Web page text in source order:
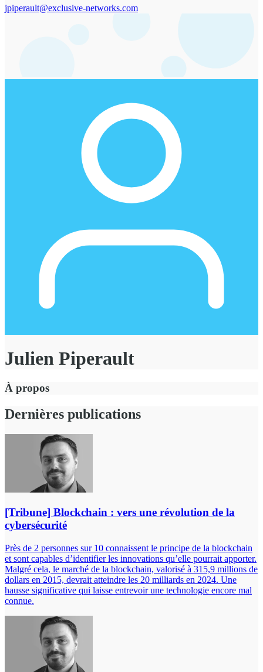
jpiperault@exclusive-networks.com
Julien Piperault
À propos
Dernières publications
[Tribune] Blockchain : vers une révolution de la
cybersécurité
Près de 2 personnes sur 10 connaissent le principe de la blockchain
et sont capables d’identifier les innovations qu’elle pourrait apporter.
Malgré cela, le marché de la blockchain, valorisé à 315,9 millions de
dollars en 2015, devrait atteindre les 20 milliards en 2024. Une
hausse significative qui laisse entrevoir une technologie encore mal
connue.